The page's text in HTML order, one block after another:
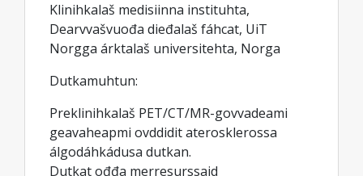
Klinihkalaš medisiinna instituhta,
Dearvvašvuođa dieđalaš fáhcat, UiT
Norgga árktalaš universitehta, Norga
Dutkamuhtun:
Preklinihkalaš PET/CT/MR-govvadeami
geavaheapmi ovddidit aterosklerossa
álgodáhkádusa dutkan.
Dutkat ođđa merresurssaid